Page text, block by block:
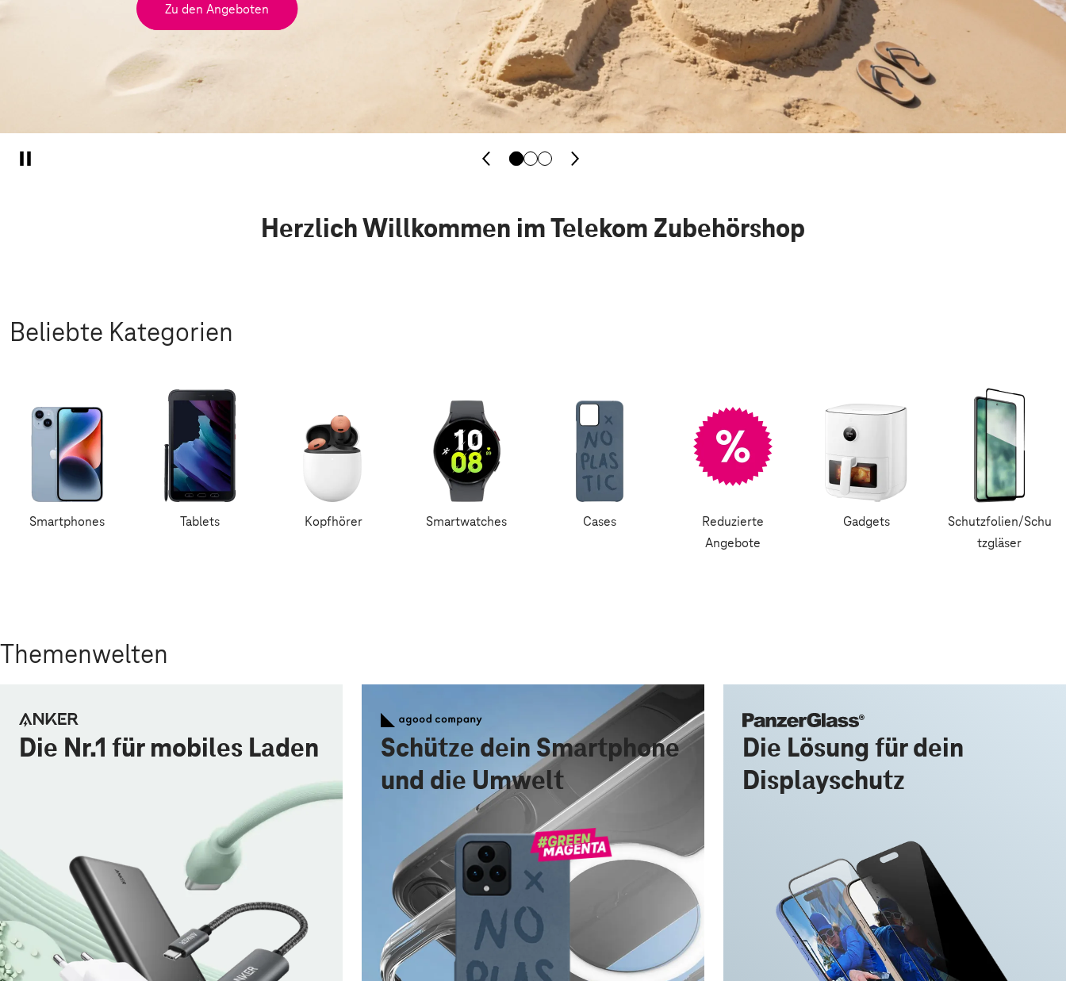
Zu den Angeboten
Herzlich Willkommen im Telekom Zubehörshop
Beliebte Kategorien
Smartphones Tablets Kopfhörer Smartwatches Cases
Reduzierte
Angebote
Gadgets
Schutzfolien/Schu
tzgläser
Themenwelten
Die Nr.1 für mobiles Laden
Schütze dein Smartphone
und die Umwelt
Die Lösung für dein
Displayschutz